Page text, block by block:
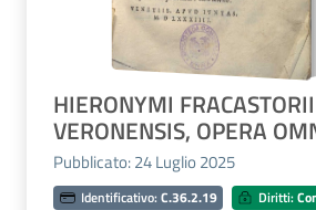
HIERONYMI FRACASTORII
VERONENSIS, OPERA
Pubblicato: 24 Luglio 2025
Identificativo: C.36.2.19 Diritti: